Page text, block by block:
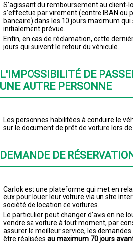
S’agissant du remboursement au client-
s’effectue par virement (contre IBAN ou
bancaire) dans les 10 jours maximum
initialement prévue.
Enfin, en cas de réclamation, cette
jours qui suivent le retour du véhicule.
L'IMPOSSIBILITÉ DE
UNE AUTRE PERSONNE
Les personnes habilitées à conduire le
sur le document de prêt de voiture lors de
DEMANDE DE
Carlok est une plateforme qui met en
eux pour louer leur voiture via un site
société de location de voitures.
Le particulier peut changer d’avis en ne
vendre sa voiture à tout moment, par
assurer le meilleur service, les
être réalisées au maximum 70 jours